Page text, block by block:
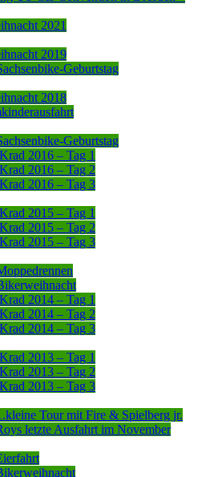
2021
2019
Geburtstag
2018
Geburtstag
2016 – Tag 1
2016 – Tag 2
2016 – Tag 3
2015 – Tag 1
2015 – Tag 2
2015 – Tag 3
2014 – Tag 1
2014 – Tag 2
2014 – Tag 3
2013 – Tag 1
2013 – Tag 2
2013 – Tag 3
Tour mit Fire & Spielberg jr.
letzte Ausfahrt im November